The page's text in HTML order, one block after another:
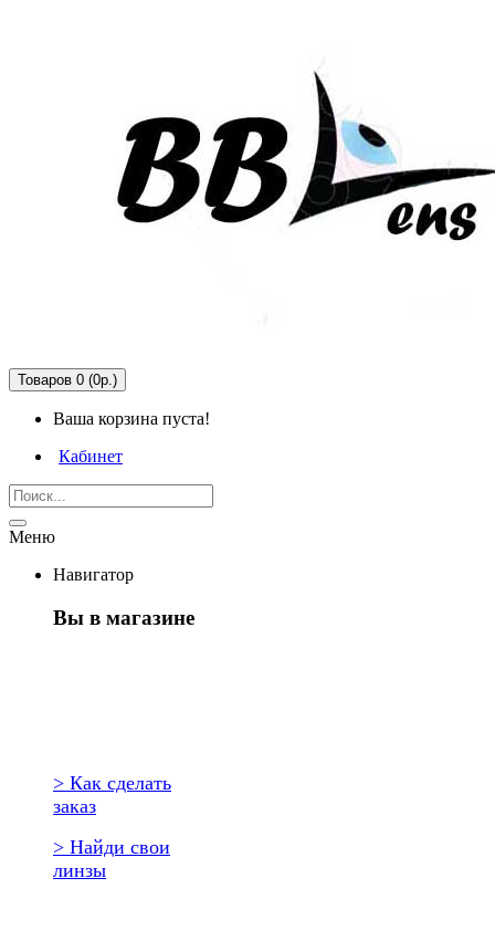
Товаров 0 (0р.)
Ваша корзина пуста!
Кабинет
Меню
Навигатор
Вы в магазине
> Как сделать
заказ
> Найди свои
линзы